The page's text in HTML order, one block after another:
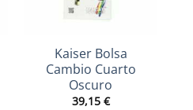
Kaiser Bolsa
Cambio Cuarto
Oscuro
39,15 €